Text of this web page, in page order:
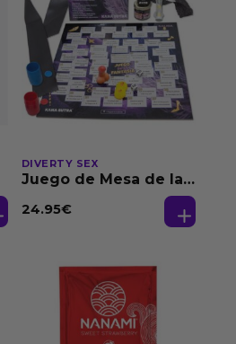
DIVERTY SEX
Juego de Mesa de las
24.95€